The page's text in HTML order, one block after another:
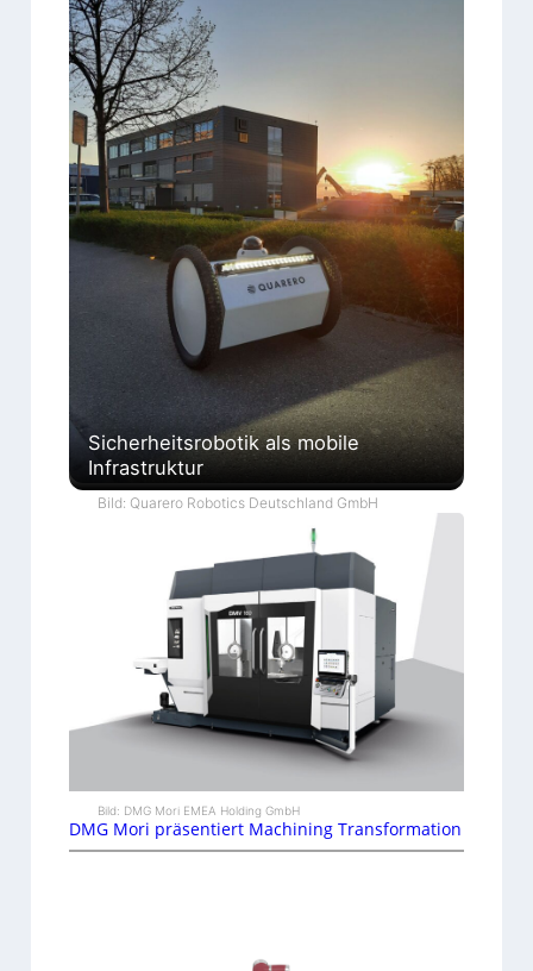
Sicherheitsrobotik als mobile
Infrastruktur
Bild: Quarero Robotics Deutschland GmbH
Bild: DMG Mori EMEA Holding GmbH
DMG Mori präsentiert Machining Transformation